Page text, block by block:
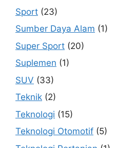
Sport (23)
Sumber Daya Alam (1)
Super Sport (20)
Suplemen (1)
SUV (33)
Teknik (2)
Teknologi (15)
Teknologi Otomotif (5)